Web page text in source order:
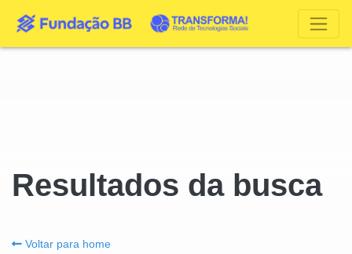
Resultados da busca
Voltar para home